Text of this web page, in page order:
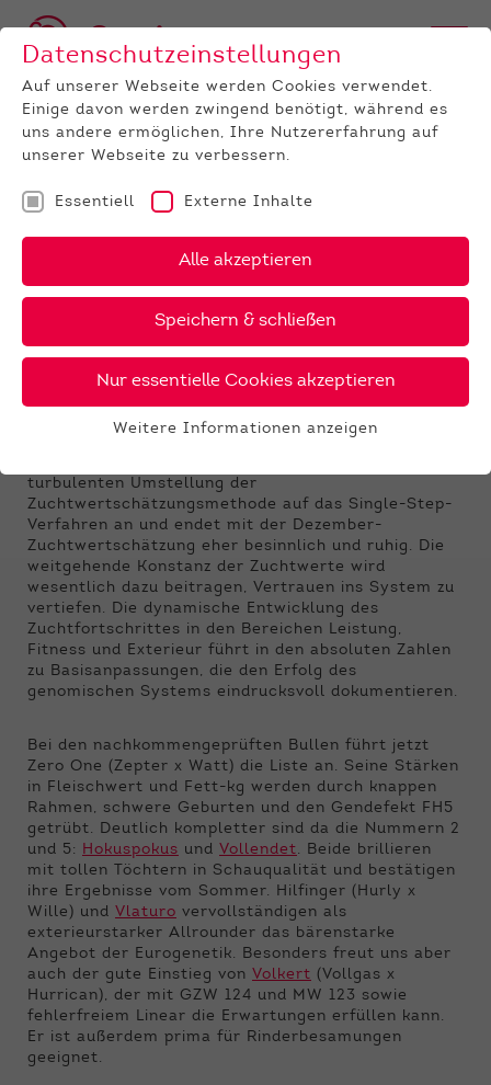
UNTERNEHMEN News
Ruhiger Jahresausklang der
ZWS bei Fleckvieh
Bärenstarkes Angebot der Eurogenetik-
turbulenten Umstellung der
Zuchtwertschätzungsmethode auf das Single-Step-
Verfahren an und endet mit der Dezember-
Zuchtwertschätzung eher besinnlich und ruhig. Die
weitgehende Konstanz der Zuchtwerte wird
wesentlich dazu beitragen, Vertrauen ins System zu
vertiefen. Die dynamische Entwicklung des
Zuchtfortschrittes in den Bereichen Leistung,
Fitness und Exterieur führt in den absoluten Zahlen
zu Basisanpassungen, die den Erfolg des
genomischen Systems eindrucksvoll dokumentieren.
Bei den nachkommengeprüften Bullen führt jetzt
Zero One (Zepter x Watt) die Liste an. Seine Stärken
in Fleischwert und Fett-kg werden durch knappen
Rahmen, schwere Geburten und den Gendefekt FH5
getrübt. Deutlich kompletter sind da die Nummern 2
und 5: Hokuspokus und Vollendet. Beide brillieren
mit tollen Töchtern in Schauqualität und bestätigen
ihre Ergebnisse vom Sommer. Hilfinger (Hurly x
Wille) und Vlaturo vervollständigen als
exterieurstarker Allrounder das bärenstarke
Angebot der Eurogenetik. Besonders freut uns aber
auch der gute Einstieg von Volkert (Vollgas x
Hurrican), der mit GZW 124 und MW 123 sowie
fehlerfreiem Linear die Erwartungen erfüllen kann.
Er ist außerdem prima für Rinderbesamungen
geeignet.
Datenschutzeinstellungen
Auf unserer Webseite werden Cookies verwendet.
Einige davon werden zwingend benötigt, während es
uns andere ermöglichen, Ihre Nutzererfahrung auf
unserer Webseite zu verbessern.
Essentiell Externe Inhalte
Alle akzeptieren
Speichern & schließen
Nur essentielle Cookies akzeptieren
Funktionen der Webseite benötigt. Dadurch ist
gewährleistet, dass die Webseite einwandfrei
funktioniert.
Name cookie_optin
Anbieter Qnetics
Laufzeit 1 Jahr
Cookie-Informationen anzeigen
Externe Inhalte
Wir verwenden auf unserer Website externe
Inhalte, um Ihnen zusätzliche Informationen
Weitere Informationen anzeigen